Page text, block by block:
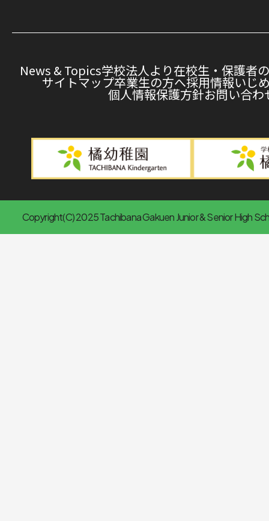
News & Topics学校法人より在校生・保護者
サイトマップ卒業生の方へ採用情報いじ
個人情報保護方針お問い合わ
Copyright(C) 2025 Tachibana Gakuen Junior & Senior High